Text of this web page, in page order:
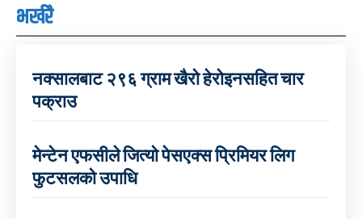
भर्खरै
नक्सालबाट २९६ ग्राम खैरो हेरोइनसहित चार
पक्राउ
मेन्टेन एफसीले जित्यो पेसएक्स प्रिमियर लिग
फुटसलको उपाधि